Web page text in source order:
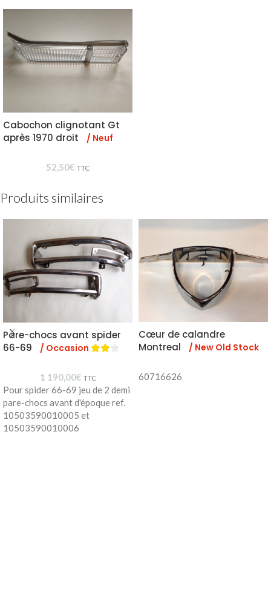
Cabochon clignotant Gt
après 1970 droit
/ Neuf
52,50€ TTC
Produits similaires
Pare-chocs avant spider
66-69
/ Occasion
1 190,00€ TTC
Pour spider 66-69 jeu de 2 demi
pare-chocs avant d'époque ref.
10503590010005 et
10503590010006
Cœur de calandre
Montreal
/ New Old Stock
60716626